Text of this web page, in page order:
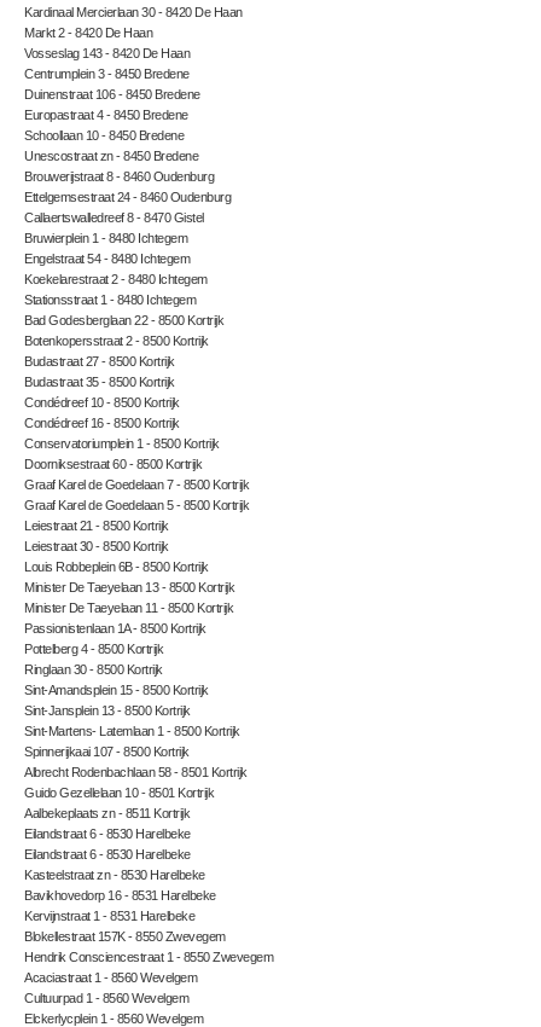
Kardinaal Mercierlaan 30 - 8420 De Haan
Markt 2 - 8420 De Haan
Vosseslag 143 - 8420 De Haan
Centrumplein 3 - 8450 Bredene
Duinenstraat 106 - 8450 Bredene
Europastraat 4 - 8450 Bredene
Schoollaan 10 - 8450 Bredene
Unescostraat zn - 8450 Bredene
Brouwerijstraat 8 - 8460 Oudenburg
Ettelgemsestraat 24 - 8460 Oudenburg
Callaertswalledreef 8 - 8470 Gistel
Bruwierplein 1 - 8480 Ichtegem
Engelstraat 54 - 8480 Ichtegem
Koekelarestraat 2 - 8480 Ichtegem
Stationsstraat 1 - 8480 Ichtegem
Bad Godesberglaan 22 - 8500 Kortrijk
Botenkopersstraat 2 - 8500 Kortrijk
Budastraat 27 - 8500 Kortrijk
Budastraat 35 - 8500 Kortrijk
Condédreef 10 - 8500 Kortrijk
Condédreef 16 - 8500 Kortrijk
Conservatoriumplein 1 - 8500 Kortrijk
Doorniksestraat 60 - 8500 Kortrijk
Graaf Karel de Goedelaan 7 - 8500 Kortrijk
Graaf Karel de Goedelaan 5 - 8500 Kortrijk
Leiestraat 21 - 8500 Kortrijk
Leiestraat 30 - 8500 Kortrijk
Louis Robbeplein 6B - 8500 Kortrijk
Minister De Taeyelaan 13 - 8500 Kortrijk
Minister De Taeyelaan 11 - 8500 Kortrijk
Passionistenlaan 1A - 8500 Kortrijk
Pottelberg 4 - 8500 Kortrijk
Ringlaan 30 - 8500 Kortrijk
Sint-Amandsplein 15 - 8500 Kortrijk
Sint-Jansplein 13 - 8500 Kortrijk
Sint-Martens- Latemlaan 1 - 8500 Kortrijk
Spinnerijkaai 107 - 8500 Kortrijk
Albrecht Rodenbachlaan 58 - 8501 Kortrijk
Guido Gezellelaan 10 - 8501 Kortrijk
Aalbekeplaats zn - 8511 Kortrijk
Eilandstraat 6 - 8530 Harelbeke
Eilandstraat 6 - 8530 Harelbeke
Kasteelstraat zn - 8530 Harelbeke
Bavikhovedorp 16 - 8531 Harelbeke
Kervijnstraat 1 - 8531 Harelbeke
Blokellestraat 157K - 8550 Zwevegem
Hendrik Consciencestraat 1 - 8550 Zwevegem
Acaciastraat 1 - 8560 Wevelgem
Cultuurpad 1 - 8560 Wevelgem
Elckerlycplein 1 - 8560 Wevelgem